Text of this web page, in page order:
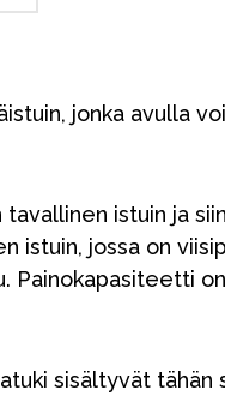
jonka avulla
istuin ja
istuin, jossa on
Painokapasiteetti
sisältyvät tähän